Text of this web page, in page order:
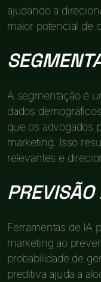
ajudando a
maior potencial de
A segmentação é
dados
que os advogados
marketing. Isso
relevantes e
PREVISÃO
Ferramentas de IA
marketing ao
probabilidade de
preditiva ajuda a